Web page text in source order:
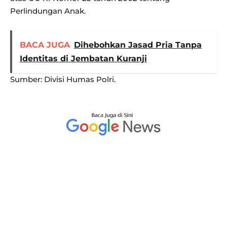
Perlindungan Anak.
BACA JUGA Dihebohkan Jasad Pria Tanpa
Identitas di Jembatan Kuranji
Sumber: Divisi Humas Polri.